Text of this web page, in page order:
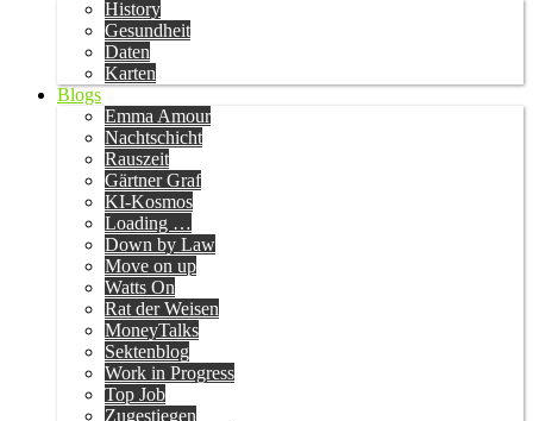
History
Gesundheit
Daten
Karten
Blogs
Emma Amour
Nachtschicht
Rauszeit
Gärtner Graf
KI-Kosmos
Loading …
Down by Law
Move on up
Watts On
Rat der Weisen
MoneyTalks
Sektenblog
Work in Progress
Top Job
Zugestiegen